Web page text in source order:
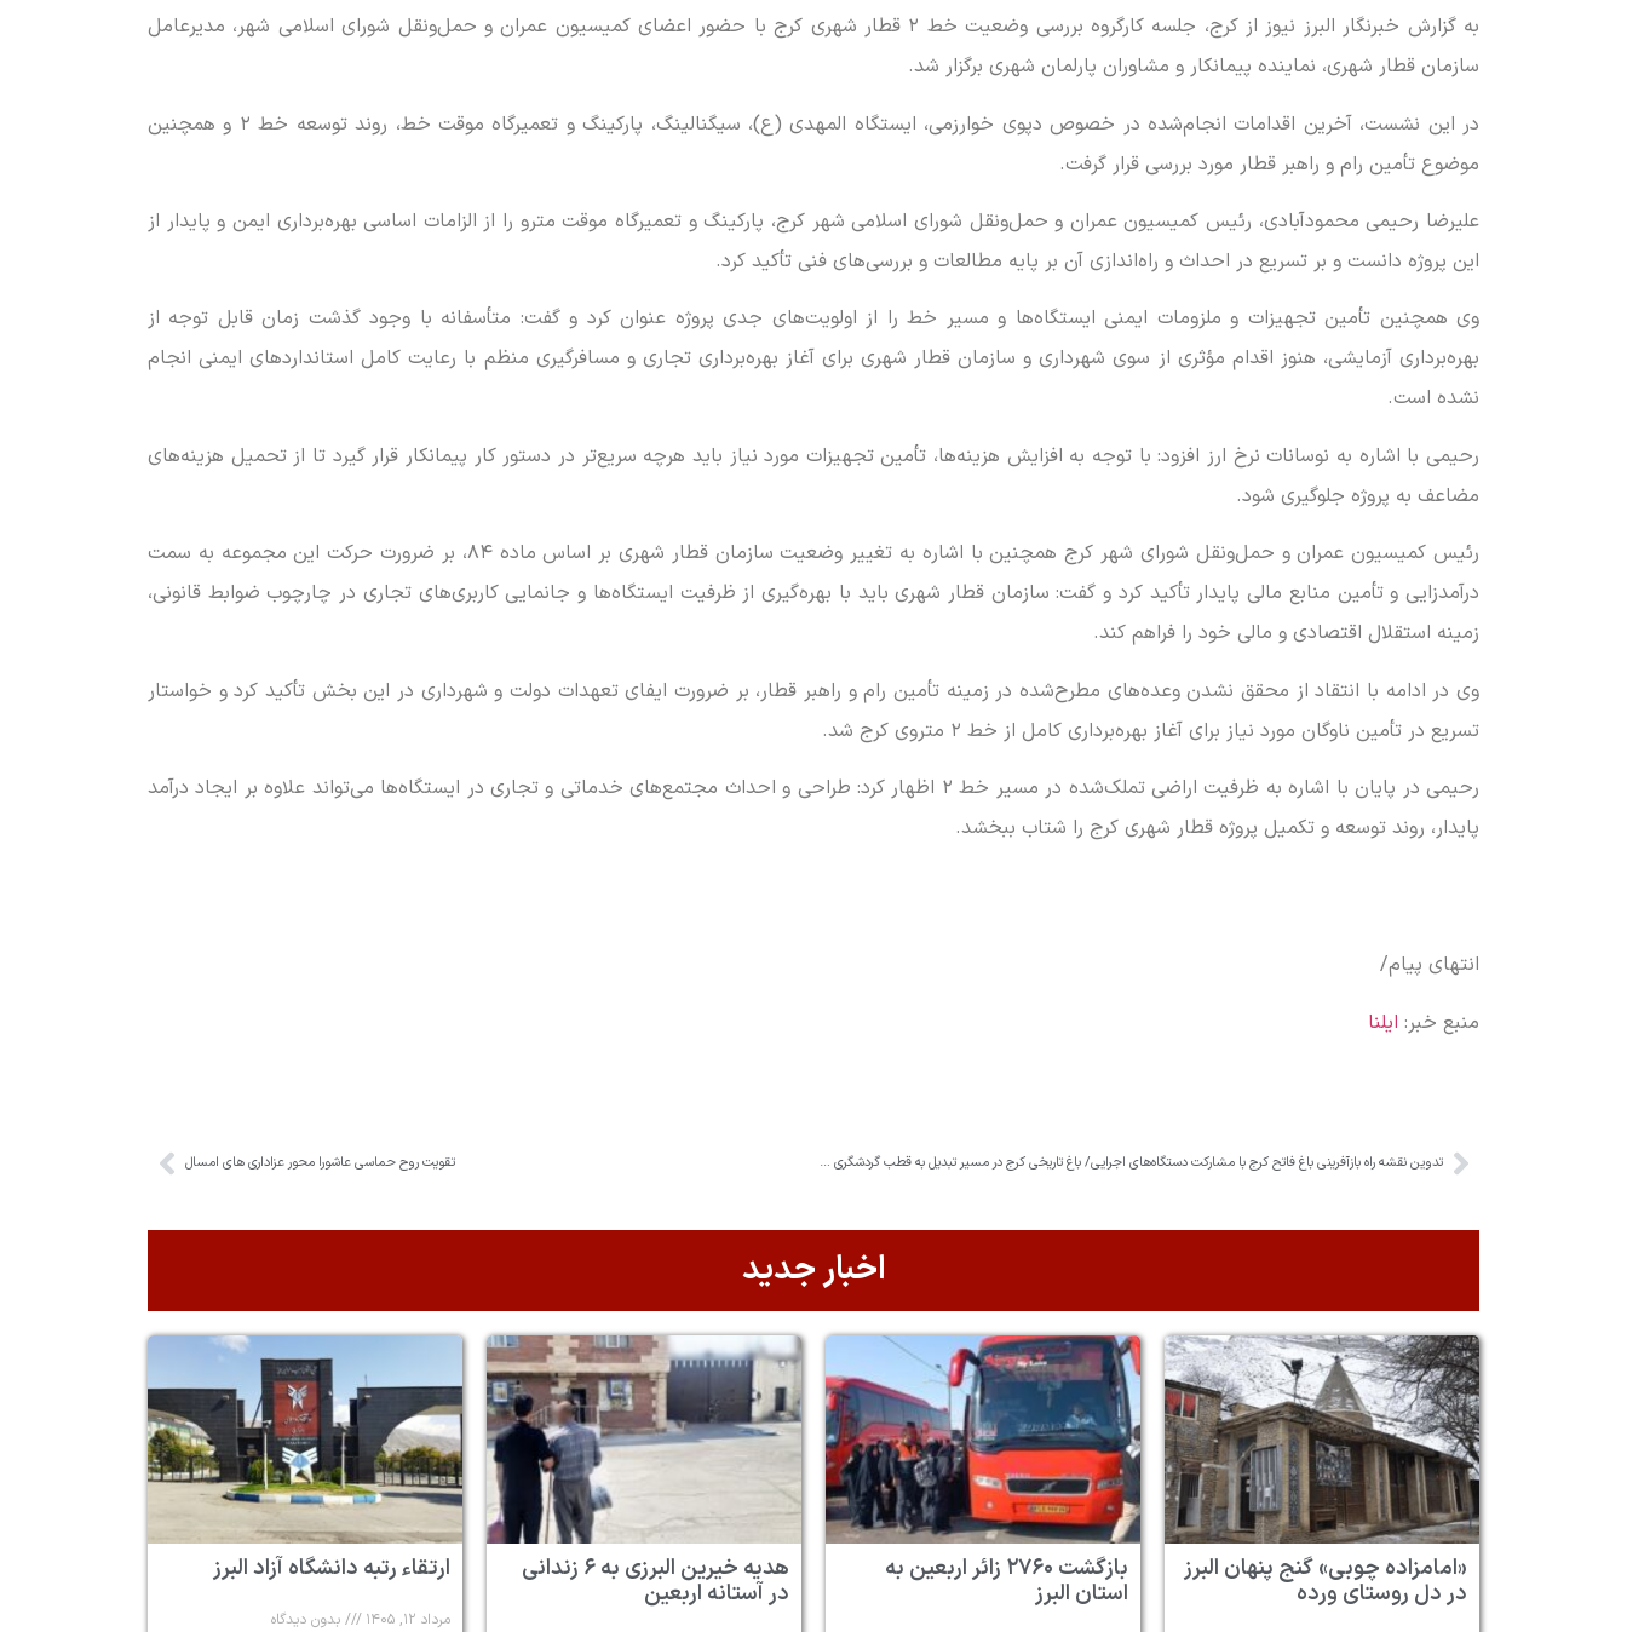
به گزارش خبرنگار البرز نیوز از کرج، جلسه کارگروه بررسی وضعیت خط ۲ قطار شهری کرج با حضور اعضای کمیسیون عمران و حمل‌ونقل شورای اسلامی شهر، مدیرعامل
سازمان قطار شهری، نماینده پیمانکار و مشاوران پارلمان شهری برگزار شد.
در این نشست، آخرین اقدامات انجام‌شده در خصوص دپوی خوارزمی، ایستگاه المهدی (ع)، سیگنالینگ، پارکینگ و تعمیرگاه موقت خط، روند توسعه خط ۲ و همچنین
موضوع تأمین رام و راهبر قطار مورد بررسی قرار گرفت.
علیرضا رحیمی محمودآبادی، رئیس کمیسیون عمران و حمل‌ونقل شورای اسلامی شهر کرج، پارکینگ و تعمیرگاه موقت مترو را از الزامات اساسی بهره‌برداری ایمن و پایدار از
این پروژه دانست و بر تسریع در احداث و راه‌اندازی آن بر پایه مطالعات و بررسی‌های فنی تأکید کرد.
وی همچنین تأمین تجهیزات و ملزومات ایمنی ایستگاه‌ها و مسیر خط را از اولویت‌های جدی پروژه عنوان کرد و گفت: متأسفانه با وجود گذشت زمان قابل توجه از
بهره‌برداری آزمایشی، هنوز اقدام مؤثری از سوی شهرداری و سازمان قطار شهری برای آغاز بهره‌برداری تجاری و مسافرگیری منظم با رعایت کامل استانداردهای ایمنی انجام
نشده است.
رحیمی با اشاره به نوسانات نرخ ارز افزود: با توجه به افزایش هزینه‌ها، تأمین تجهیزات مورد نیاز باید هرچه سریع‌تر در دستور کار پیمانکار قرار گیرد تا از تحمیل هزینه‌های
مضاعف به پروژه جلوگیری شود.
رئیس کمیسیون عمران و حمل‌ونقل شورای شهر کرج همچنین با اشاره به تغییر وضعیت سازمان قطار شهری بر اساس ماده ۸۴، بر ضرورت حرکت این مجموعه به سمت
درآمدزایی و تأمین منابع مالی پایدار تأکید کرد و گفت: سازمان قطار شهری باید با بهره‌گیری از ظرفیت ایستگاه‌ها و جانمایی کاربری‌های تجاری در چارچوب ضوابط قانونی،
زمینه استقلال اقتصادی و مالی خود را فراهم کند.
وی در ادامه با انتقاد از محقق نشدن وعده‌های مطرح‌شده در زمینه تأمین رام و راهبر قطار، بر ضرورت ایفای تعهدات دولت و شهرداری در این بخش تأکید کرد و خواستار
تسریع در تأمین ناوگان مورد نیاز برای آغاز بهره‌برداری کامل از خط ۲ متروی کرج شد.
رحیمی در پایان با اشاره به ظرفیت اراضی تملک‌شده در مسیر خط ۲ اظهار کرد: طراحی و احداث مجتمع‌های خدماتی و تجاری در ایستگاه‌ها می‌تواند علاوه بر ایجاد درآمد
پایدار، روند توسعه و تکمیل پروژه قطار شهری کرج را شتاب ببخشد.
انتهای پیام/
منبع خبر: ایلنا
تدوین نقشه راه بازآفرینی باغ فاتح کرج با مشارکت دستگاه‌های اجرایی/ باغ تاریخی کرج در مسیر تبدیل به قطب گردشگری شهری تقویت روح حماسی عاشورا محور عزاداری های امسال
اخبار جدید
«امامزاده چوبی» گنج پنهان البرز
در دل روستای ورده
بازگشت ۲۷۶۰ زائر اربعین به
استان البرز
هدیه خیرین البرزی به ۶ زندانی
در آستانه اربعین
ارتقاء رتبه دانشگاه آزاد البرز
مرداد ۱۲, ۱۴۰۵ بدون دیدگاه